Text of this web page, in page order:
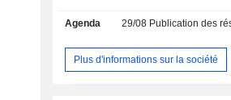
chaîne d'approvisionnement, de
artificielle industrielle, etc. ; - vente de systèmes
d'instrumentation industrielle
Agenda 29/08 Publication des résultats
Plus d'informations sur la société